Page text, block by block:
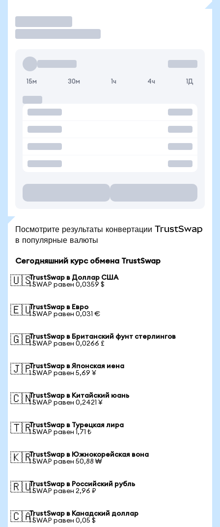
15м 30м 1ч 4ч 1Д
Посмотрите результаты конвертации TrustSwap
в популярные валюты
Сегодняшний курс обмена TrustSwap
🇺🇸TrustSwap в Доллар США
1 SWAP равен 0,0359 $
🇪🇺TrustSwap в Евро
1 SWAP равен 0,031 €
🇬🇧TrustSwap в Британский фунт стерлингов
1 SWAP равен 0,0266 £
🇯🇵TrustSwap в Японская иена
1 SWAP равен 5,69 ¥
🇨🇳TrustSwap в Китайский юань
1 SWAP равен 0,2421 ¥
🇹🇷TrustSwap в Турецкая лира
1 SWAP равен 1,71 ₺
🇰🇷TrustSwap в Южнокорейская вона
1 SWAP равен 50,88 ₩
🇷🇺TrustSwap в Российский рубль
1 SWAP равен 2,96 ₽
🇨🇦TrustSwap в Канадский доллар
1 SWAP равен 0,05 $